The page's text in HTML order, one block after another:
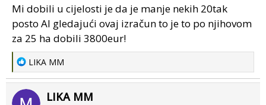
s
Mi dobili u cijelosti je da je manje nekih 20tak
posto Al gledajući ovaj izračun to je to po njihovom
za 25 ha dobili 3800eur!
R
e
a
c
LIKA MM
LIKA MM